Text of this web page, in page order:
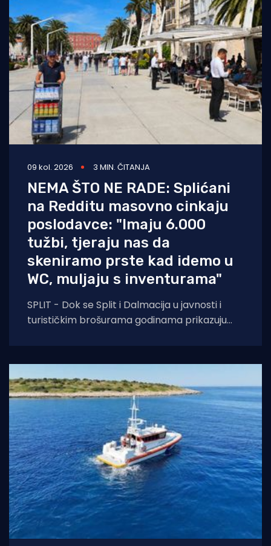
09 kol. 2026 3 MIN. ČITANJA
NEMA ŠTO NE RADE: Splićani
na Redditu masovno cinkaju
poslodavce: "Imaju 6.000
tužbi, tjeraju nas da
skeniramo prste kad idemo u
WC, muljaju s inventurama"
SPLIT - Dok se Split i Dalmacija u javnosti i
turističkim brošurama godinama prikazuju